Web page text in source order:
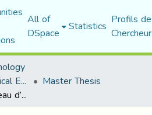
All of
DSpace Statistics Profils
Department of Electrical Engineering Master Thesis
La synthèse d’un réseau d’antennes linéaire par la méthode des mauvaises herbes